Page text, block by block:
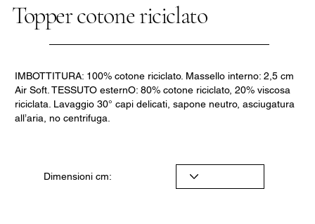
Topper cotone riciclato
IMBOTTITURA: 100% cotone riciclato. Massello interno: 2,5 cm
Air Soft. TESSUTO esternO: 80% cotone riciclato, 20% viscosa
riciclata. Lavaggio 30° capi delicati, sapone neutro, asciugatura
all’aria, no centrifuga.
Dimensioni cm: